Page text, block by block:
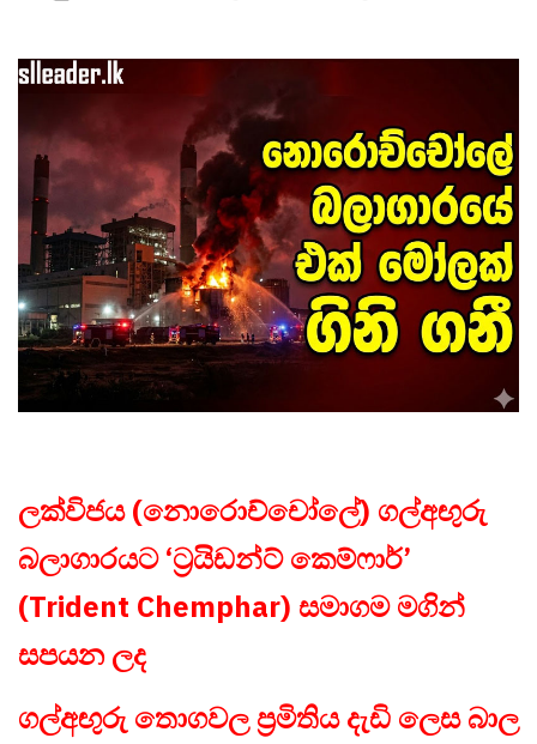
ලක්විජය (නොරොච්චෝලේ) ගල්අඟුරු
බලාගාරයට ‘ට්‍රයිඩන්ට් කෙම්ෆාර්’
(Trident Chemphar) සමාගම මගින්
සපයන ලද
ගල්අඟුරු තොගවල ප්‍රමිතිය දැඩි ලෙස බාල